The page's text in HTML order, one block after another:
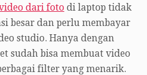
dari foto di laptop tidak
besar dan perlu membayar
studio. Hanya dengan
sudah bisa membuat video
filter yang menarik.